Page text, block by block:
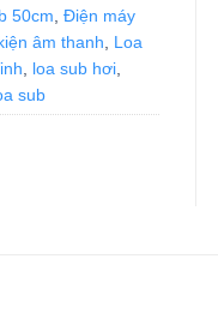
50cm Điện máy
âm thanh
Loa
loa sub hơi
sub